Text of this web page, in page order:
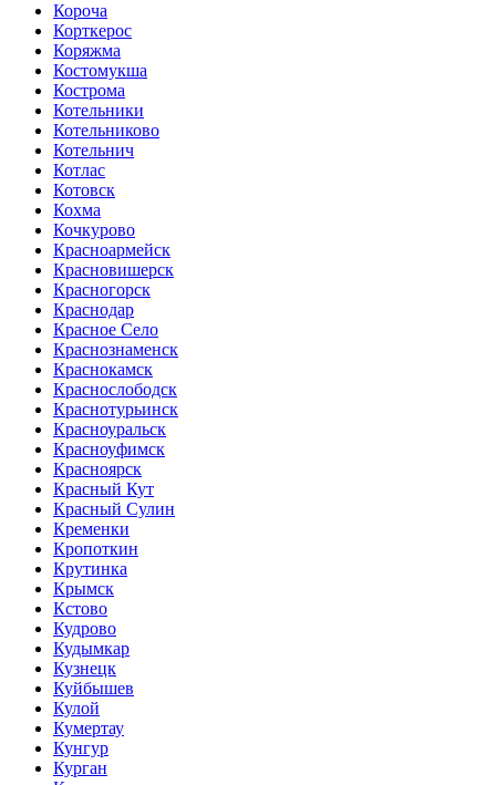
Короча
Корткерос
Коряжма
Костомукша
Кострома
Котельники
Котельниково
Котельнич
Котлас
Котовск
Кохма
Кочкурово
Красноармейск
Красновишерск
Красногорск
Краснодар
Красное Село
Краснознаменск
Краснокамск
Краснослободск
Краснотурьинск
Красноуральск
Красноуфимск
Красноярск
Красный Кут
Красный Сулин
Кременки
Кропоткин
Крутинка
Крымск
Кстово
Кудрово
Кудымкар
Кузнецк
Куйбышев
Кулой
Кумертау
Кунгур
Курган